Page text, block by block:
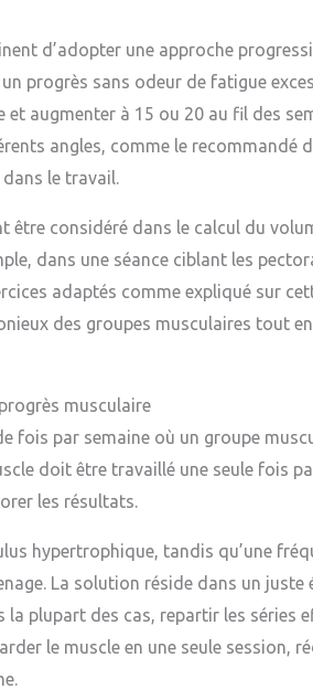
d’adopter une approche
progrès sans odeur de fatigue
augmenter à 15 ou 20 au fil des
angles, comme le recommandé
le travail.
considéré dans le calcul du
dans une séance ciblant les
adaptés comme expliqué sur
des groupes musculaires tout
musculaire
fois par semaine où un groupe
doit être travaillé une seule fois
les résultats.
hypertrophique, tandis qu’une
La solution réside dans un juste
plupart des cas, repartir les séries
le muscle en une seule session,